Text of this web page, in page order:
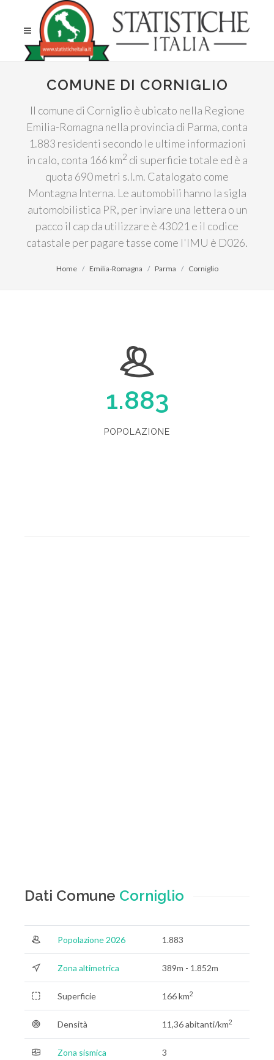
COMUNE DI CORNIGLIO
Il comune di Corniglio è ubicato nella Regione
Emilia-Romagna nella provincia di Parma, conta
1.883 residenti secondo le ultime informazioni
in calo, conta 166 km2 di superficie totale ed è a
quota 690 metri s.l.m. Catalogato come
Montagna Interna. Le automobili hanno la sigla
automobilistica PR, per inviare una lettera o un
pacco il cap da utilizzare è 43021 e il codice
catastale per pagare tasse come l'IMU è D026.
Home Emilia-Romagna Parma Corniglio
1.883
POPOLAZIONE
Dati Comune Corniglio
Popolazione 2026 1.883
Zona altimetrica 389m - 1.852m
Superficie 166 km2
Densità 11,36 abitanti/km2
Zona sismica 3